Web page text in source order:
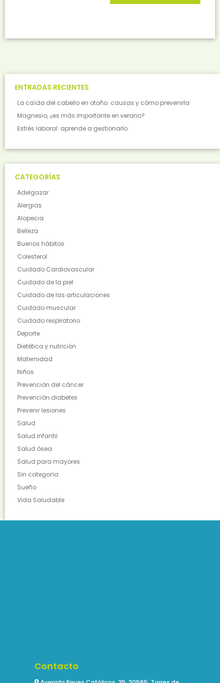
ENTRADAS RECIENTES
La caída del cabello en otoño: causas y cómo prevenirla
Magnesio, ¿es más importante en verano?
Estrés laboral: aprende a gestionarlo
CATEGORÍAS
Adelgazar
Alergias
Alopecia
Belleza
Buenos hábitos
Colesterol
Cuidado Cardiovascular
Cuidado de la piel
Cuidado de las articulaciones
Cuidado muscular
Cuidado respiratorio
Deporte
Dietética y nutrición
Maternidad
Niños
Prevención del cáncer
Prevención diabetes
Prevenir lesiones
Salud
Salud infantil
Salud ósea
Salud para mayores
Sin categoría
Sueño
Vida Saludable
Contacto